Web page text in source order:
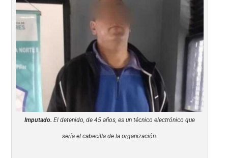
Imputado. El detenido, de 45 años, es un técnico electrónico que
sería el cabecilla de la organización.